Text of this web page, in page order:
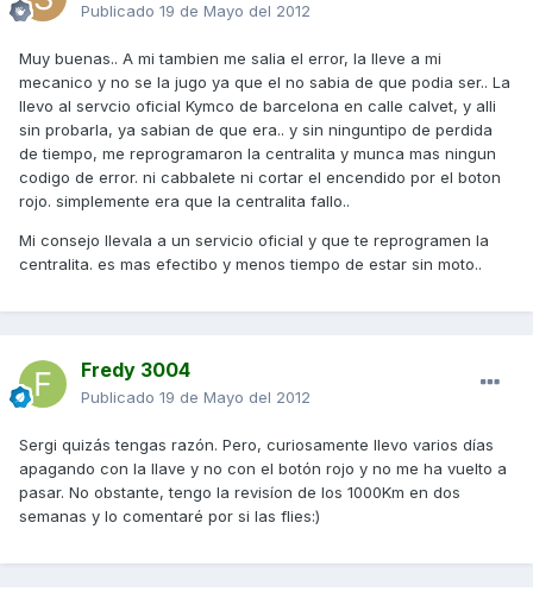
Publicado 19 de Mayo del 2012
Muy buenas.. A mi tambien me salia el error, la lleve a mi
mecanico y no se la jugo ya que el no sabia de que podia ser.. La
llevo al servcio oficial Kymco de barcelona en calle calvet, y alli
sin probarla, ya sabian de que era.. y sin ninguntipo de perdida
de tiempo, me reprogramaron la centralita y munca mas ningun
codigo de error. ni cabbalete ni cortar el encendido por el boton
rojo. simplemente era que la centralita fallo..
Mi consejo llevala a un servicio oficial y que te reprogramen la
centralita. es mas efectibo y menos tiempo de estar sin moto..
Fredy 3004
Publicado 19 de Mayo del 2012
Sergi quizás tengas razón. Pero, curiosamente llevo varios días
apagando con la llave y no con el botón rojo y no me ha vuelto a
pasar. No obstante, tengo la revisíon de los 1000Km en dos
semanas y lo comentaré por si las flies:)